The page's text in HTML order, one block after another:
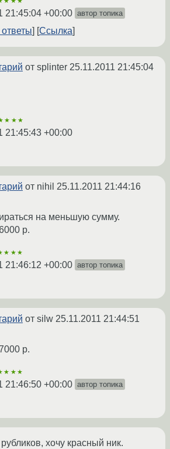
21:45:04 +00:00 автор топика
Ссылка
от splinter 25.11.2011 21:45:04
21:45:43 +00:00
от nihil 25.11.2011 21:44:16
на меньшую сумму.
р.
21:46:12 +00:00 автор топика
от silw 25.11.2011 21:44:51
р.
21:46:50 +00:00 автор топика
хочу красный ник.